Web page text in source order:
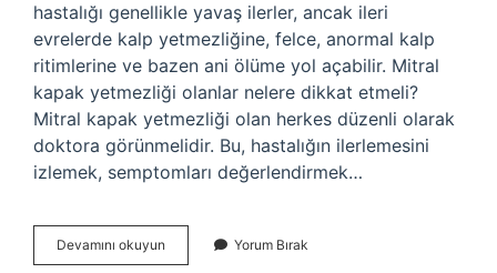
hastalığı genellikle yavaş ilerler, ancak ileri
evrelerde kalp yetmezliğine, felce, anormal kalp
ritimlerine ve bazen ani ölüme yol açabilir. Mitral
kapak yetmezliği olanlar nelere dikkat etmeli?
Mitral kapak yetmezliği olan herkes düzenli olarak
doktora görünmelidir. Bu, hastalığın ilerlemesini
izlemek, semptomları değerlendirmek…
Devamını okuyun
Kapak
Yorum Bırak